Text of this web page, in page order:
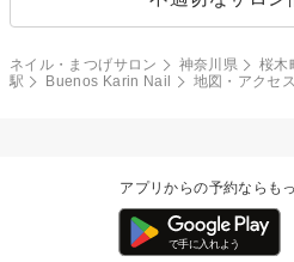
ネイル・まつげサロン 神奈川県 桜木
駅
Buenos Karin Nail 地図・アクセス
アプリからの予約ならも